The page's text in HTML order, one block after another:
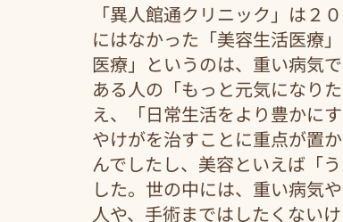
「異人館通クリニック」は２
にはなかった「美容生活医療
医療」というのは、重い病気
ある人の「もっと元気になり
え、「日常生活をより豊かに
やけがを治すことに重点が置
んでしたし、美容といえば「
した。世の中には、重い病気
人や、手術まではしたくない